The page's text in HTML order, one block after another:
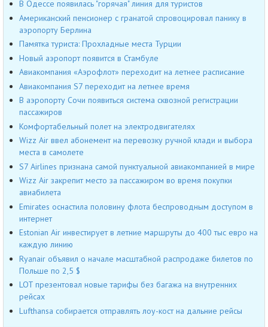
В Одессе появилась "горячая" линия для туристов
Американский пенсионер с гранатой спровоцировал панику в
аэропорту Берлина
Памятка туриста: Прохладные места Турции
Новый аэропорт появится в Стамбуле
Авиакомпания «Аэрофлот» переходит на летнее расписание
Авиакомпания S7 переходит на летнее время
В аэропорту Сочи появиться система сквозной регистрации
пассажиров
Комфортабельный полет на электродвигателях
Wizz Air ввел абонемент на перевозку ручной клади и выбора
места в самолете
S7 Airlines признана самой пунктуальной авиакомпанией в мире
Wizz Air закрепит место за пассажиром во время покупки
авиабилета
Emirates оснастила половину флота беспроводным доступом в
интернет
Estonian Air инвестирует в летние маршруты до 400 тыс евро на
каждую линию
Ryanair объявил о начале масштабной распродаже билетов по
Польше по 2,5 $
LOT презентовал новые тарифы без багажа на внутренних
рейсах
Lufthansa собирается отправлять лоу-кост на дальние рейсы